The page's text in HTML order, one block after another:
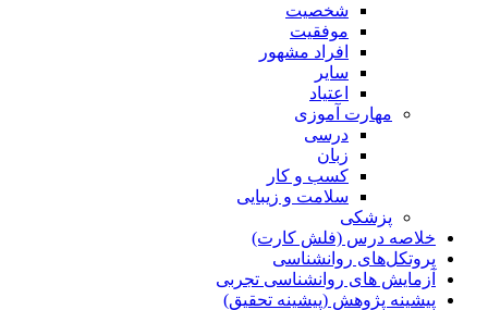
شخصیت
موفقیت
افراد مشهور
سایر
اعتیاد
مهارت آموزی
درسی
زبان
کسب و کار
سلامت و زیبایی
پزشکی
خلاصه درس (فلش کارت)
پروتکل‌های روانشناسی
آزمایش های روانشناسی تجربی
پیشینه پژوهش (پیشینه تحقیق)